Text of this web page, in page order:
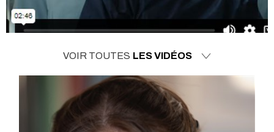
VOIR TOUTES LES VIDÉOS